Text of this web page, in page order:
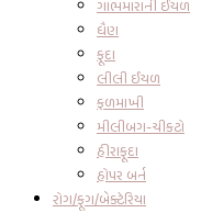
ગાભમારાની ઈયળ
ધૈણ
ફૂદા
લીલી ઈયળ
ફળમાખી
મીલીબગ-ચીકટો
હીરાફૂદા
હોપર બર્ન
રોગ/ફૂગ/બેક્ટેરિયા